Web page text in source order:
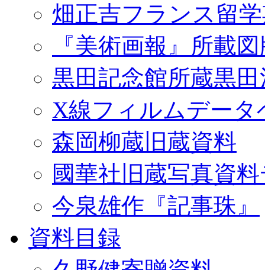
畑正吉フランス留
『美術画報』所載
黒田記念館所蔵黒
X線フィルムデータ
森岡柳蔵旧蔵資料
國華社旧蔵写真資
今泉雄作『記事珠』
資料目録